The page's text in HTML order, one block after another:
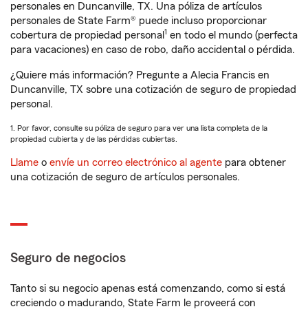
personales en Duncanville, TX. Una póliza de artículos
personales de State Farm® puede incluso proporcionar
cobertura de propiedad personal 1 en todo el mundo (perfecta
para vacaciones) en caso de robo, daño accidental o pérdida.
¿Quiere más información? Pregunte a Alecia Francis en
Duncanville, TX sobre una cotización de seguro de propiedad
personal.
1. Por favor, consulte su póliza de seguro para ver una lista completa de la
propiedad cubierta y de las pérdidas cubiertas.
Llame o envíe un correo electrónico al agente para obtener
una cotización de seguro de artículos personales.
Seguro de negocios
Tanto si su negocio apenas está comenzando, como si está
creciendo o madurando, State Farm le proveerá con